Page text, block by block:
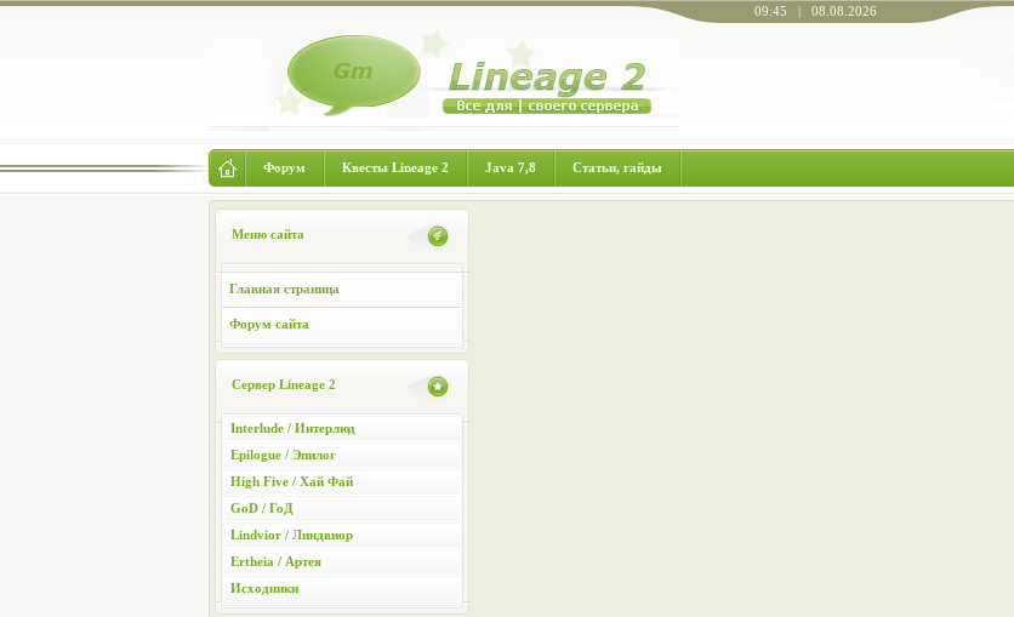
09:45 | 08.08.2026
Форум Квесты Lineage 2 Java 7,8 Статьи, гайды
Меню сайта
Главная страница
Форум сайта
Сервер Lineage 2
Interlude / Интерлюд
Epilogue / Эпилог
High Five / Хай Фай
GoD / ГоД
Lindvior / Линдвиор
Ertheia / Артея
Исходники